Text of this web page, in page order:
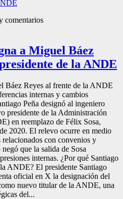
comentarios
a Miguel Báez
de la ANDE
Báez Reyes al frente de la ANDE
internas y cambios
Peña designó al ingeniero
presidente de la Administración
en reemplazo de Félix Sosa,
2020. El relevo ocurre en medio
relacionados con convenios y
que la salida de Sosa
internas. ¿Por qué Santiago
ANDE? El presidente Santiago
oficial en X la designación del
nuevo titular de la ANDE, una
del...